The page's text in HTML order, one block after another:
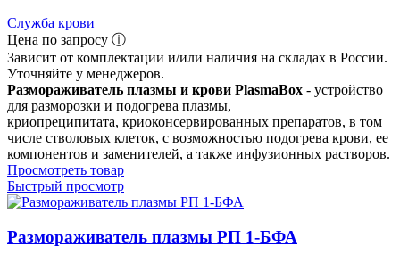
Служба крови
Цена по запросу ⓘ
Зависит от комплектации и/или наличия на складах в России.
Уточняйте у менеджеров.
Размораживатель плазмы и крови PlasmaBox - устройство
для разморозки и подогрева плазмы,
криопреципитата, криоконсервированных препаратов, в том
числе стволовых клеток, с возможностью подогрева крови, ее
компонентов и заменителей, а также инфузионных растворов.
Просмотреть товар
Быстрый просмотр
Размораживатель плазмы РП 1-БФА